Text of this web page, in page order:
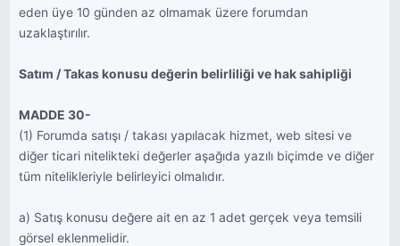
eden üye 10 günden az olmamak üzere forumdan
uzaklaştırılır.
Satım / Takas konusu değerin belirliliği ve hak sahipliği
MADDE 30-
(1) Forumda satışı / takası yapılacak hizmet, web sitesi ve
diğer ticari nitelikteki değerler aşağıda yazılı biçimde ve diğer
tüm nitelikleriyle belirleyici olmalıdır.
a) Satış konusu değere ait en az 1 adet gerçek veya temsili
görsel eklenmelidir.